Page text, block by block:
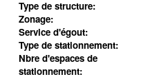
Type de structure:
Zonage:
Service d'égout:
Type de stationnement:
Nbre d'espaces de
stationnement: